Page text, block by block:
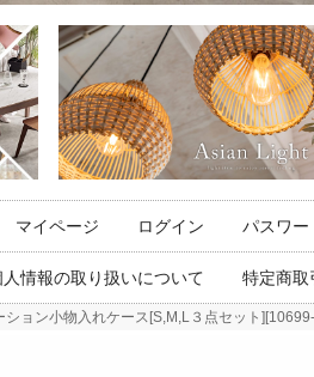
マイページ ログイン パスワー
人情報の取り扱いについて 特定商取
ション小物入れケース[S,M,L３点セット